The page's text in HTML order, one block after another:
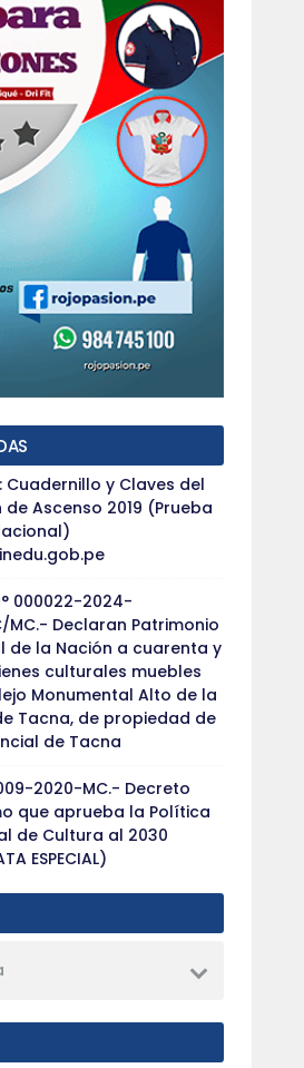
Cuadernillo y Claves del
de Ascenso 2019 (Prueba
000022-2024-
MC.- Declaran Patrimonio
de la Nación a cuarenta y
culturales muebles
Monumental Alto de la
Tacna, de propiedad de
de Tacna
009-2020-MC.- Decreto
que aprueba la Política
de Cultura al 2030
ESPECIAL)